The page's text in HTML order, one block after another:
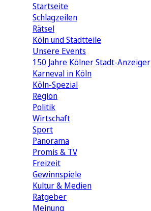
Startseite
Schlagzeilen
Rätsel
Köln und Stadtteile
Unsere Events
150 Jahre Kölner Stadt-Anzeiger
Karneval in Köln
Köln-Spezial
Region
Politik
Wirtschaft
Sport
Panorama
Promis & TV
Freizeit
Gewinnspiele
Kultur & Medien
Ratgeber
Meinung